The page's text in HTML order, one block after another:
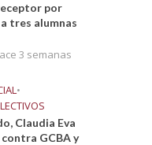
por
tres alumnas
3 semanas
•
Claudia Eva
GCBA y